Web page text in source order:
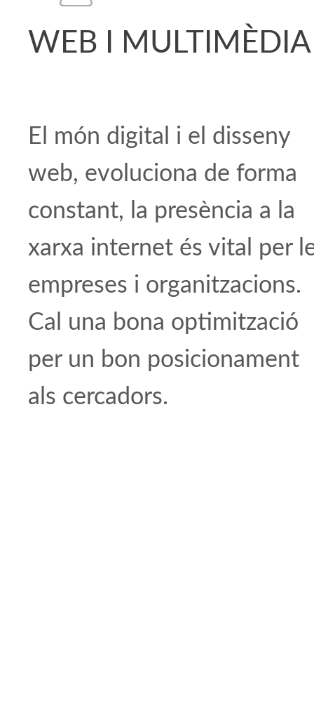
WEB I MULTIMÈDIA
El món digital i el disseny
web, evoluciona de forma
constant, la presència a la
xarxa internet és vital per
empreses i organitzacions.
Cal una bona optimització
per un bon posicionament
als cercadors.